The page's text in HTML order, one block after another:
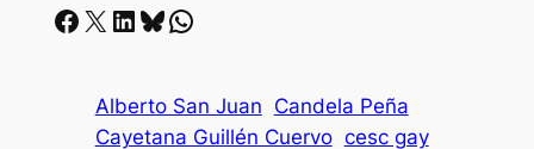
Facebook X LinkedIn Bluesky Whatsapp
Alberto San Juan Candela Peña
Cayetana Guillén Cuervo cesc gay